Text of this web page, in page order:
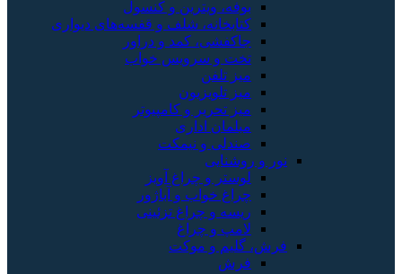
بوفه، ویترین و کنسول
کتابخانه، شلف و قفسه‌های دیواری
جاکفشی، کمد و دراور
تخت و سرویس خواب
میز تلفن
میز تلویزیون
میز تحریر و کامپیوتر
مبلمان اداری
صندلی و نیمکت
نور و روشنایی
لوستر و چراغ آویز
چراغ خواب و آباژور
ریسه و چراغ تزئینی
لامپ و چراغ
فرش، گلیم و موکت
فرش